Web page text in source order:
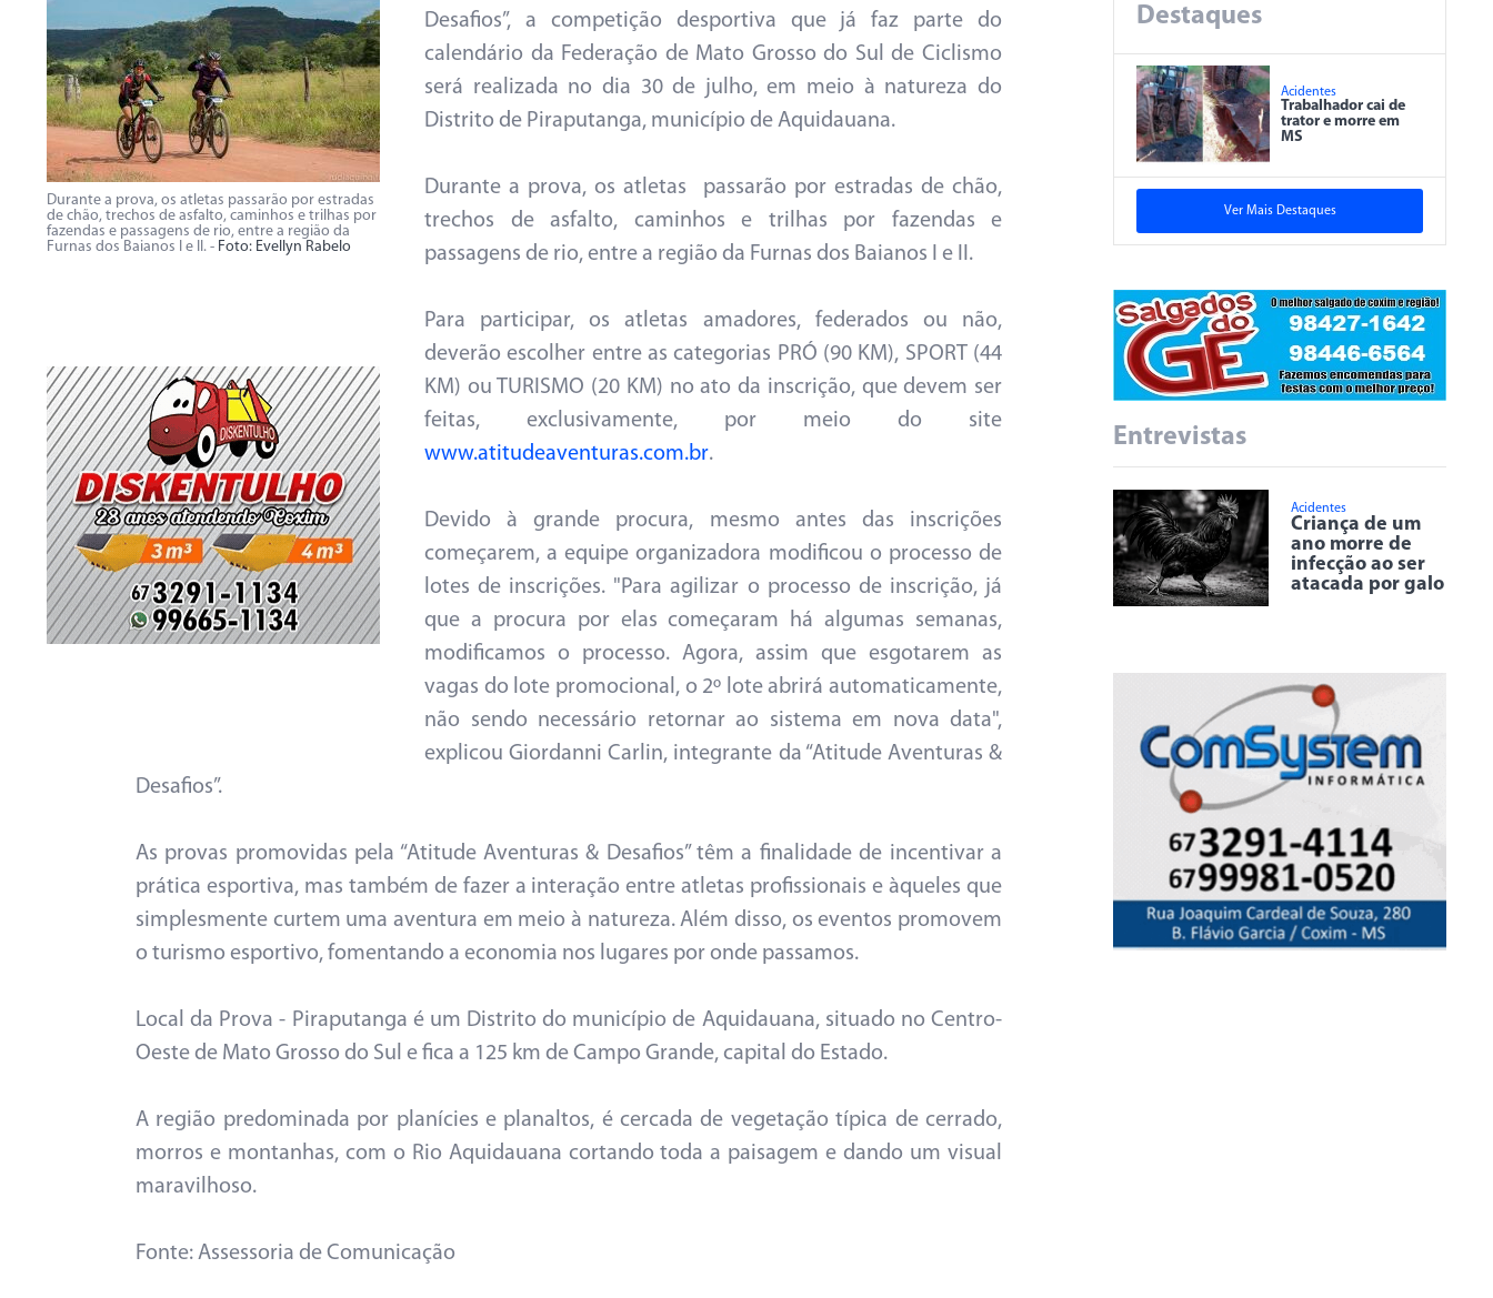
Durante a prova, os atletas passarão por estradas
de chão, trechos de asfalto, caminhos e trilhas por
fazendas e passagens de rio, entre a região da
Furnas dos Baianos I e II. - Foto: Evellyn Rabelo
Desafios”, a competição desportiva que já faz parte do
calendário da Federação de Mato Grosso do Sul de Ciclismo
será realizada no dia 30 de julho, em meio à natureza do
Distrito de Piraputanga, município de Aquidauana.
Durante a prova, os atletas passarão por estradas de chão,
trechos de asfalto, caminhos e trilhas por fazendas e
passagens de rio, entre a região da Furnas dos Baianos I e II.
Para participar, os atletas amadores, federados ou não,
deverão escolher entre as categorias PRÓ (90 KM), SPORT (44
KM) ou TURISMO (20 KM) no ato da inscrição, que devem ser
feitas, exclusivamente, por meio do site
www.atitudeaventuras.com.br.
Devido à grande procura, mesmo antes das inscrições
começarem, a equipe organizadora modificou o processo de
lotes de inscrições. "Para agilizar o processo de inscrição, já
que a procura por elas começaram há algumas semanas,
modificamos o processo. Agora, assim que esgotarem as
vagas do lote promocional, o 2º lote abrirá automaticamente,
não sendo necessário retornar ao sistema em nova data",
explicou Giordanni Carlin, integrante da “Atitude Aventuras &
Desafios”.
As provas promovidas pela “Atitude Aventuras & Desafios” têm a finalidade de incentivar a
prática esportiva, mas também de fazer a interação entre atletas profissionais e àqueles que
simplesmente curtem uma aventura em meio à natureza. Além disso, os eventos promovem
o turismo esportivo, fomentando a economia nos lugares por onde passamos.
Local da Prova - Piraputanga é um Distrito do município de Aquidauana, situado no Centro-
Oeste de Mato Grosso do Sul e fica a 125 km de Campo Grande, capital do Estado.
A região predominada por planícies e planaltos, é cercada de vegetação típica de cerrado,
morros e montanhas, com o Rio Aquidauana cortando toda a paisagem e dando um visual
maravilhoso.
Fonte: Assessoria de Comunicação
Destaques
Acidentes
Trabalhador cai de
trator e morre em
MS
Ver Mais Destaques
Entrevistas
Acidentes
Criança de um
ano morre de
infecção ao ser
atacada por galo